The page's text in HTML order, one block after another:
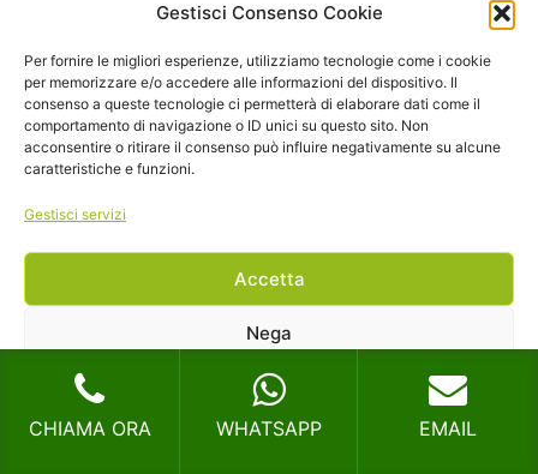
Gestisci Consenso Cookie
Per fornire le migliori esperienze, utilizziamo tecnologie come i cookie
per memorizzare e/o accedere alle informazioni del dispositivo. Il
consenso a queste tecnologie ci permetterà di elaborare dati come il
comportamento di navigazione o ID unici su questo sito. Non
acconsentire o ritirare il consenso può influire negativamente su alcune
caratteristiche e funzioni.
Gestisci servizi
Accetta
Nega
Visualizza le preferenze
Cookie Policy
CHIAMA ORA WHATSAPP EMAIL